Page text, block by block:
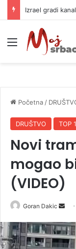
Izrael gradi
Meni
Početna /
DRUŠTVO TOP 1
Novi
mogao
(VIDEO)
Goran Dakic
n
d